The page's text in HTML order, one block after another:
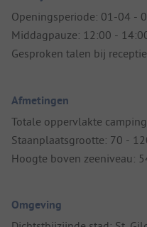
Openingsperiode: 01-04 -
Middagpauze: 12:00 -
Gesproken talen bij
Afmetingen
Totale oppervlakte
Staanplaatsgrootte: 70 -
Hoogte boven zeeniveau:
Omgeving